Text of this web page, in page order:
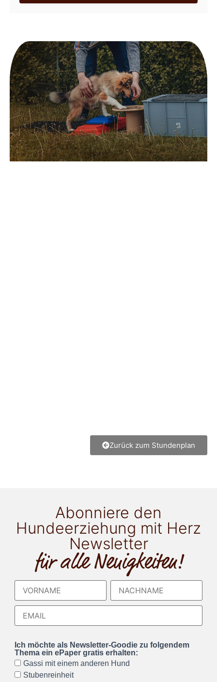
Zurück zum Stundenplan
Abonniere den
Hundeerziehung mit Herz
Newsletter
für alle Neuigkeiten!
Ich möchte als Newsletter-Goodie zu folgendem
Thema ein ePaper gratis erhalten:
Gassi mit einem anderen Hund
Stubenreinheit